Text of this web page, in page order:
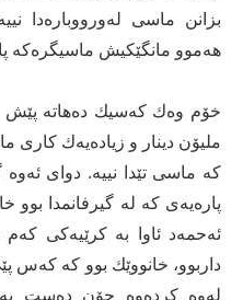
بزانن ماسی له‌ورووباره‌دا
هه‌موو مانگێكیش ماسیگره‌كه‌
خۆم وه‌ك كه‌سیك ده‌هاته‌ پێش
ملیۆن دینار و زیاده‌یه‌ك كاری
كه‌ ماسی تێدا نییه‌. دوای
پاره‌یه‌ی كه‌ له‌ گیرفانمدا بوو
ئه‌حمه‌د ئاوا به‌ كرێیه‌كی
داربوو، خانووێك بوو كه‌ كه‌س
له‌وه‌ كرده‌وه‌ چۆن ده‌ست